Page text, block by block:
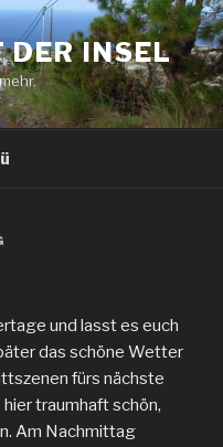
DER INSEL
und lasst es euch
das schöne Wetter
fürs nächste
traumhaft schön,
Am Nachmittag